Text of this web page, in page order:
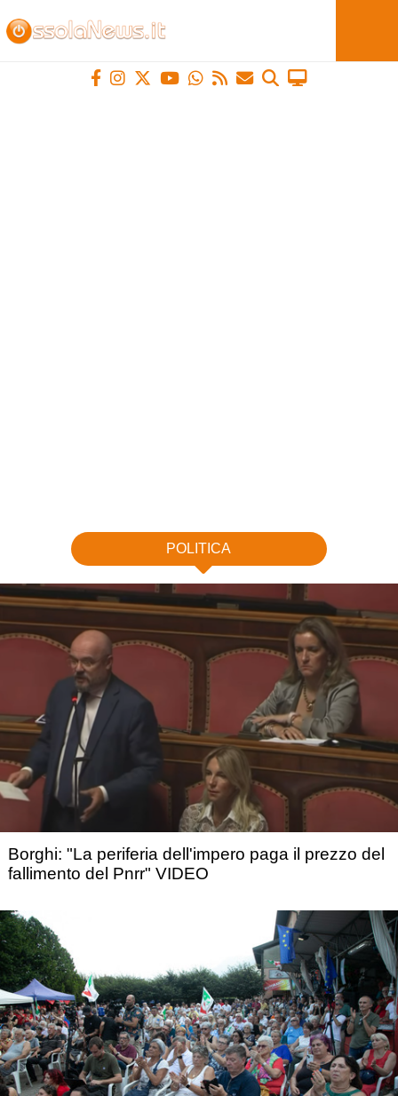
POLITICA
Borghi: "La periferia dell'impero paga il prezzo del
fallimento del Pnrr" VIDEO